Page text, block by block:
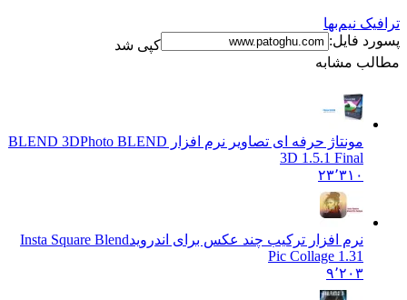
نیم‌بها
فایل:
کپی شد
مشابه
مونتاژ حرفه ای تصاویر نرم افزار BLEND 3DPhoto BLEND
3D 1.5.1 Final
۲۳٬۳۱۰
نرم افزار ترکیب چند عکس برای اندروید Insta Square Blend
Pic Collage 1.31